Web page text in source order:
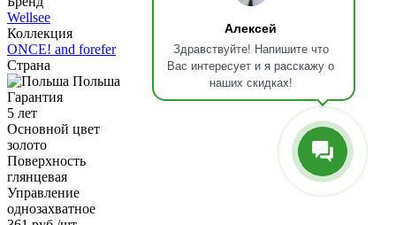
Алексей
Здравствуйте! Напишите что
Вас интересует и я расскажу о
наших скидках!
Wellsee
Коллекция
ONCE! and forefer
Страна
Польша
Гарантия
5 лет
Основной цвет
золото
Поверхность
глянцевая
Управление
однозахватное